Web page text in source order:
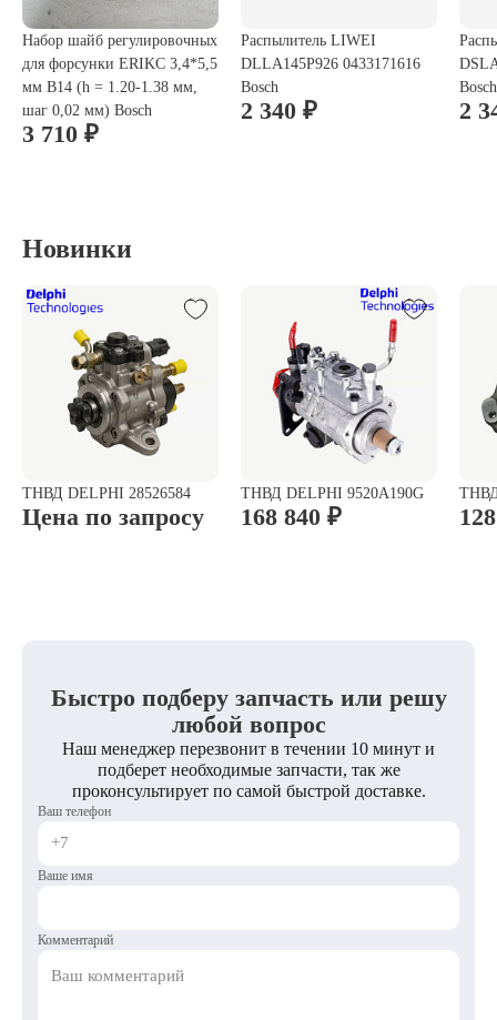
Набор шайб регулировочных
для форсунки ERIKC 3,4*5,5
мм B14 (h = 1.20-1.38 мм,
шаг 0,02 мм) Bosch
3 710 ₽
Распылитель LIWEI
DLLA145P926 0433171616
Bosch
2 340 ₽
Bosch
2
Новинки
ТНВД DELPHI 28526584
Цена по запросу
ТНВД DELPHI 9520A190G
168 840 ₽
ТНВД
Быстро подберу запчасть или решу
любой вопрос
Наш менеджер перезвонит в течении 10 минут и
подберет необходимые запчасти, так же
проконсультирует по самой быстрой доставке.
Ваш телефон
Ваше имя
Комментарий